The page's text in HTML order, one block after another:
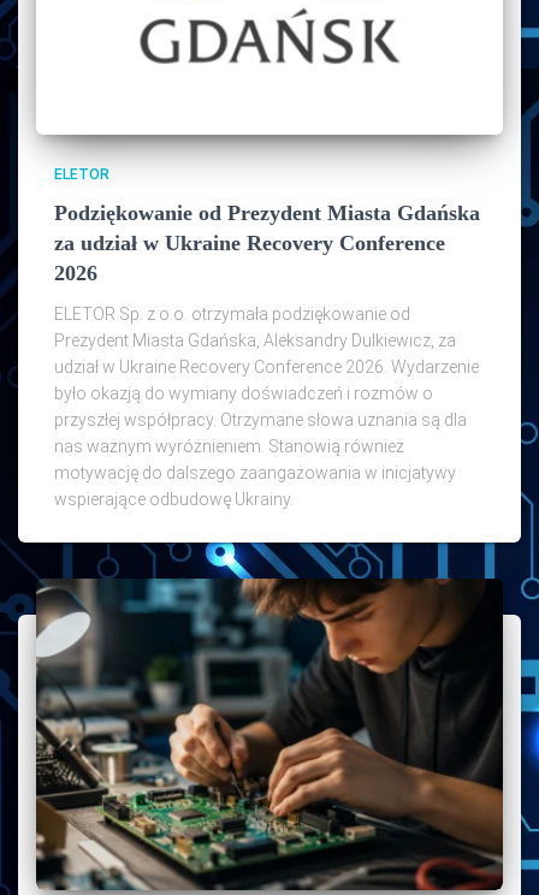
ELETOR
Podziękowanie od Prezydent Miasta Gdańska
za udział w Ukraine Recovery Conference
2026
ELETOR Sp. z o.o. otrzymała podziękowanie od
Prezydent Miasta Gdańska, Aleksandry Dulkiewicz, za
udział w Ukraine Recovery Conference 2026. Wydarzenie
było okazją do wymiany doświadczeń i rozmów o
przyszłej współpracy. Otrzymane słowa uznania są dla
nas ważnym wyróżnieniem. Stanowią również
motywację do dalszego zaangażowania w inicjatywy
wspierające odbudowę Ukrainy.